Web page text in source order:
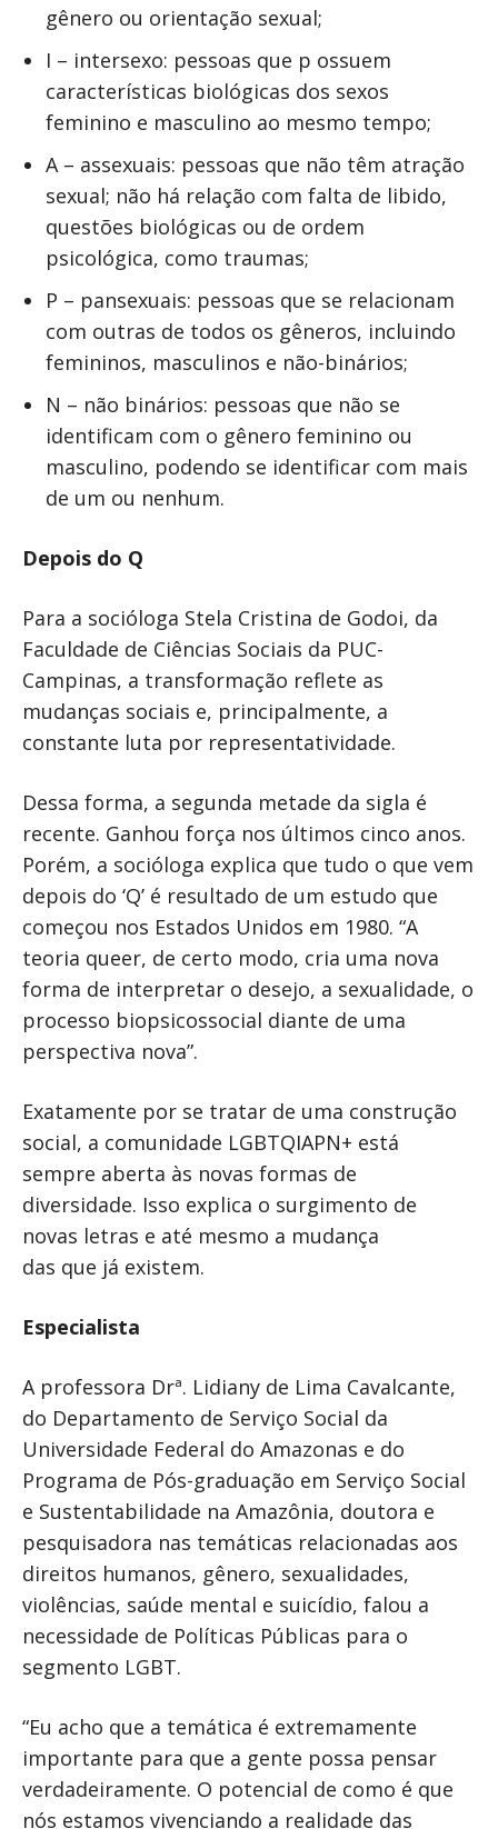
gênero ou orientação sexual;
I – intersexo: pessoas que p ossuem
características biológicas dos sexos
feminino e masculino ao mesmo tempo;
A – assexuais: pessoas que não têm atração
sexual; não há relação com falta de libido,
questões biológicas ou de ordem
psicológica, como traumas;
P – pansexuais: pessoas que se relacionam
com outras de todos os gêneros, incluindo
femininos, masculinos e não-binários;
N – não binários: pessoas que não se
identificam com o gênero feminino ou
masculino, podendo se identificar com mais
de um ou nenhum.
Depois do Q
Para a socióloga Stela Cristina de Godoi, da
Faculdade de Ciências Sociais da PUC-
Campinas, a transformação reflete as
mudanças sociais e, principalmente, a
constante luta por representatividade.
Dessa forma, a segunda metade da sigla é
recente. Ganhou força nos últimos cinco anos.
Porém, a socióloga explica que tudo o que vem
depois do ‘Q’ é resultado de um estudo que
começou nos Estados Unidos em 1980. “A
teoria queer, de certo modo, cria uma nova
forma de interpretar o desejo, a sexualidade, o
processo biopsicossocial diante de uma
perspectiva nova”.
Exatamente por se tratar de uma construção
social, a comunidade LGBTQIAPN+ está
sempre aberta às novas formas de
diversidade. Isso explica o surgimento de
novas letras e até mesmo a mudança
das que já existem.
Especialista
A professora Drª. Lidiany de Lima Cavalcante,
do Departamento de Serviço Social da
Universidade Federal do Amazonas e do
Programa de Pós-graduação em Serviço Social
e Sustentabilidade na Amazônia, doutora e
pesquisadora nas temáticas relacionadas aos
direitos humanos, gênero, sexualidades,
violências, saúde mental e suicídio, falou a
necessidade de Políticas Públicas para o
segmento LGBT.
“Eu acho que a temática é extremamente
importante para que a gente possa pensar
verdadeiramente. O potencial de como é que
nós estamos vivenciando a realidade das